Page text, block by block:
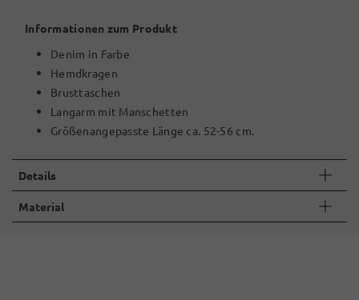
Informationen zum Produkt
Denim in Farbe
Hemdkragen
Brusttaschen
Langarm mit Manschetten
Größenangepasste Länge ca. 52-56 cm.
Details
Material